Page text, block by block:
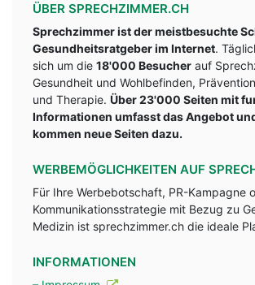
ÜBER SPRECHZIMMER.CH
Sprechzimmer ist der meistbesuchte
Gesundheitsratgeber im Internet.
sich um die 18'000 Besucher auf
Gesundheit und Wohlbefinden,
und Therapie. Über 23'000 Seiten mit
Informationen umfasst das Angebot
kommen neue Seiten dazu.
WERBEMÖGLICHKEITEN AUF
Für Ihre Werbebotschaft, PR-Kampagne
Kommunikationsstrategie mit Bezug zu
Medizin ist sprechzimmer.ch die ideale
INFORMATIONEN